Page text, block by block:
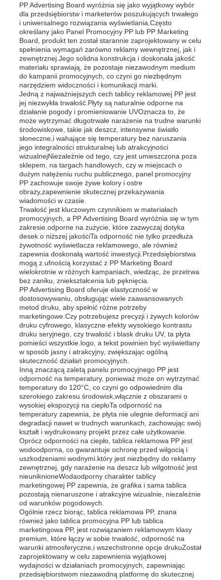
Dom
Produkty
O nas
Wycieczka po fabryce
Kontrola jakości
Skontaktuj się z nami
Aktualności
Wszystkie przypadki
Poprosić o wycenę
Płyty plastikowe pp
PP Advertising Board wyróżnia się jako wyjątkowy wybór
dla przedsiębiorstw i marketerów poszukujących trwałego
i uniwersalnego rozwiązania wyświetlania.Często
określany jako Panel Promocyjny PP lub PP Marketing
Board, produkt ten został starannie zaprojektowany w celu
spełnienia wymagań zarówno reklamy wewnętrznej, jak i
zewnętrznej.Jego solidna konstrukcja i doskonała jakość
materiału sprawiają, że pozostaje niezawodnym medium
do kampanii promocyjnych, co czyni go niezbędnym
narzędziem widoczności i komunikacji marki.
Jedną z najważniejszych cech tablicy reklamowej PP jest
jej niezwykła trwałość.Płyty są naturalnie odporne na
działanie pogody i promieniowanie UVOznacza to, że
może wytrzymać długotrwałe narażenie na trudne warunki
środowiskowe, takie jak deszcz, intensywne światło
słoneczne,i wahające się temperatury bez naruszania
jego integralności strukturalnej lub atrakcyjności
wizualnejNiezależnie od tego, czy jest umieszczona poza
sklepem, na targach handlowych, czy w miejscach o
dużym natężeniu ruchu publicznego, panel promocyjny
PP zachowuje swoje żywe kolory i ostre
obrazy,zapewnienie skutecznej przekazywania
wiadomości w czasie.
Trwałość jest kluczowym czynnikiem w materiałach
promocyjnych, a PP Advertising Board wyróżnia się w tym
zakresie.odporne na zużycie, które zazwyczaj dotyka
desek o niższej jakościTa odporność nie tylko przedłuża
żywotność wyświetlacza reklamowego, ale również
zapewnia doskonałą wartość inwestycji.Przedsiębiorstwa
mogą z ufnością korzystać z PP Marketing Board
wielokrotnie w różnych kampaniach, wiedząc, że przetrwa
bez zaniku, zniekształcenia lub pęknięcia.
PP Advertising Board oferuje elastyczność w
dostosowywaniu, obsługując wiele zaawansowanych
metod druku, aby spełnić różne potrzeby
marketingowe.Czy potrzebujesz precyzji i żywych kolorów
druku cyfrowego, klasyczne efekty wysokiego kontrastu
druku seryjnego, czy trwałość i blask druku UV, ta płyta
pomieści wszystkie.logo, a tekst powinien być wyświetlany
w sposób jasny i atrakcyjny, zwiększając ogólną
skuteczność działań promocyjnych.
Inną znaczącą zaletą panelu promocyjnego PP jest
odporność na temperatury, ponieważ może on wytrzymać
temperatury do 120°C, co czyni go odpowiednim dla
szerokiego zakresu środowisk,włącznie z obszarami o
wysokiej ekspozycji na ciepłoTa odporność na
temperatury zapewnia, że płyta nie ulegnie deformacji ani
degradacji nawet w trudnych warunkach, zachowując swój
kształt i wydrukowany projekt przez całe użytkowanie.
Oprócz odporności na ciepło, tablica reklamowa PP jest
wodoodporna, co gwarantuje ochronę przed wilgocią i
uszkodzeniami wodnymi.który jest niezbędny do reklamy
zewnętrznej, gdy narażenie na deszcz lub wilgotność jest
nieuniknioneWodaodporny charakter tablicy
marketingowej PP zapewnia, że grafika i sama tablica
pozostają nienaruszone i atrakcyjne wizualnie, niezależnie
od warunków pogodowych.
Ogólnie rzecz biorąc, tablica reklamowa PP, znana
również jako tablica promocyjna PP lub tablica
marketingowa PP, jest rozwiązaniem reklamowym klasy
premium, które łączy w sobie trwałość, odporność na
warunki atmosferyczne,i wszechstronne opcje drukuZostał
zaprojektowany w celu zapewnienia wyjątkowej
wydajności w działaniach promocyjnych, zapewniając
przedsiębiorstwom niezawodną platformę do skutecznej